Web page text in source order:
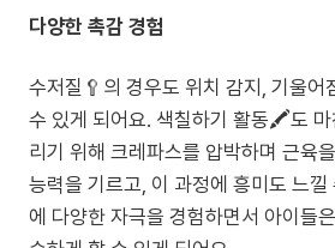
다양한 촉감 경험
수저질🥄의 경우도 위치 감지, 기울어
수 있게 되어요. 색칠하기 활동🖍️도 마
리기 위해 크레파스를 압박하며 근육
능력을 기르고, 이 과정에 흥미도 느낄
에 다양한 자극을 경험하면서 아이들